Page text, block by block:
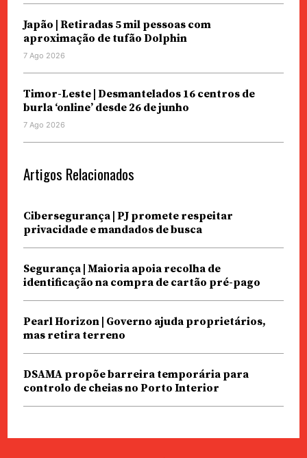
Japão | Retiradas 5 mil pessoas com
aproximação de tufão Dolphin
7 Ago 2026
Timor-Leste | Desmantelados 16 centros de
burla ‘online’ desde 26 de junho
7 Ago 2026
Artigos Relacionados
Cibersegurança | PJ promete respeitar
privacidade e mandados de busca
Segurança | Maioria apoia recolha de
identificação na compra de cartão pré-pago
Pearl Horizon | Governo ajuda proprietários,
mas retira terreno
DSAMA propõe barreira temporária para
controlo de cheias no Porto Interior